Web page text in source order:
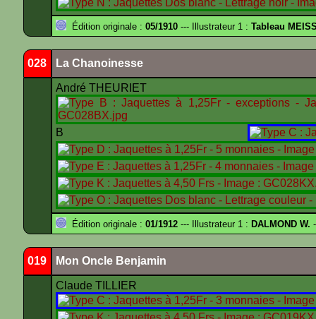
Édition originale : 05/1910 --- Illustrateur 1 : Tableau
028 La Chanoinesse
André THEURIET
B
Édition originale : 01/1912 --- Illustrateur 1 : DALMOND W.
019 Mon Oncle Benjamin
Claude TILLIER